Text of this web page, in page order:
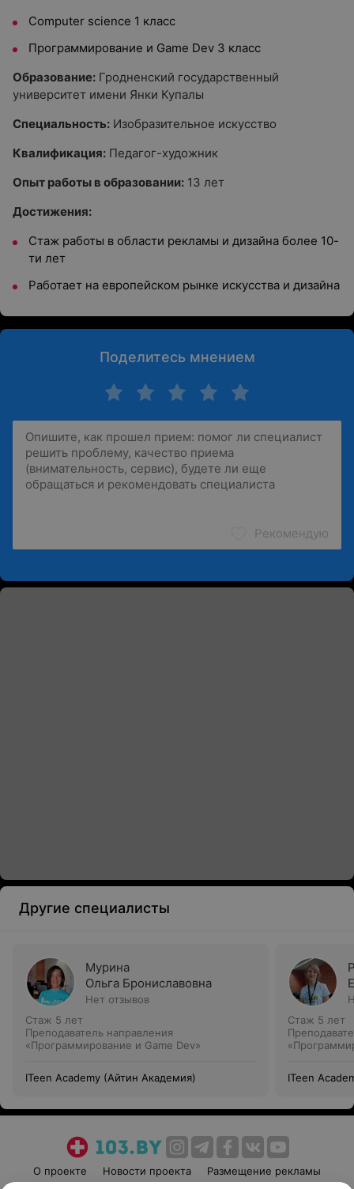
Computer science 1 класс
Программирование и Game Dev 3 класс
Образование: Гродненский государственный
университет имени Янки Купалы
Специальность: Изобразительное искусство
Квалификация: Педагог-художник
Опыт работы в образовании: 13 лет
Достижения:
Стаж работы в области рекламы и дизайна более 10-
ти лет
Работает на европейском рынке искусства и дизайна
Поделитесь мнением
Рекомендую
Другие специалисты
Мурина
Ольга Брониславовна
Нет отзывов
Стаж 5 лет
Преподаватель направления
«Программирование и Game Dev»
ITeen Academy (Айтин Академия)
Стаж 5 лет
ITeen
О проекте Новости проекта
Размещение рекламы